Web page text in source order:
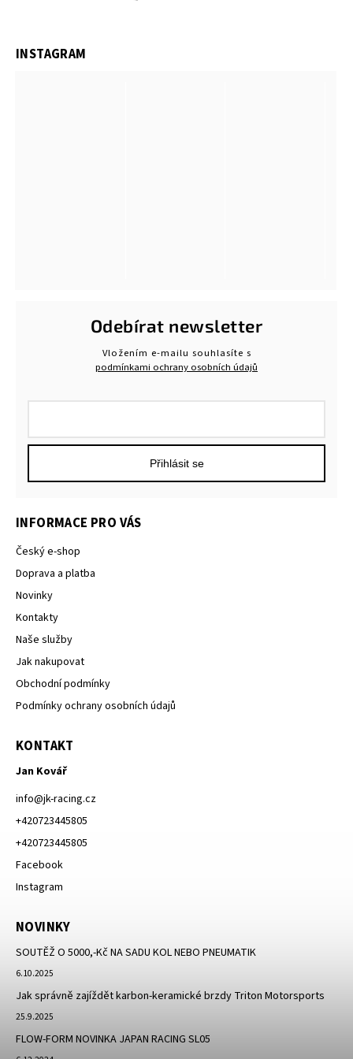
INSTAGRAM
INFORMACE PRO VÁS
Český e-shop
Doprava a platba
Novinky
Kontakty
Naše služby
Jak nakupovat
Obchodní podmínky
Podmínky ochrany osobních údajů
KONTAKT
Jan Kovář
info@jk-racing.cz
+420723445805
+420723445805
Facebook
Instagram
NOVINKY
SOUTĚŽ O 5000,-Kč NA SADU KOL NEBO PNEUMATIK
6.10.2025
Jak správně zajíždět karbon-keramické brzdy Triton Motorsports
25.9.2025
FLOW-FORM NOVINKA JAPAN RACING SL05
Odebírat newsletter
Vložením e-mailu souhlasíte s
podmínkami ochrany osobních údajů
Přihlásit se